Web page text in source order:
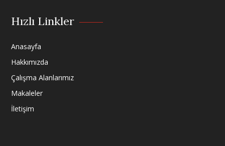
Hızlı Linkler
Anasayfa
Hakkımızda
Çalışma Alanlarımız
Makaleler
İletişim